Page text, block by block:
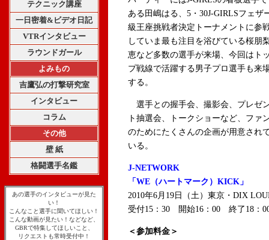
テクニック講座
一日密着&ビデオ日記
VTRインタビュー
ラウンドガール
よみもの
吉鷹弘の打撃研究室
インタビュー
コラム
その他
壁 紙
格闘選手名鑑
あの選手のインタビューが見た
い！
こんなこと選手に聞いてほしい！
こんな動画が見たい！などなど、
GBRで特集してほしいこと、
リクエストも常時受付中！
ある田嶋はる、5・30J-GIRLSフェザ
級王座挑戦者決定トーナメントに参
していま最も注目を浴びている桜朋
恵など多数の選手が来場、今回はト
プ戦線で活躍する男子プロ選手も来
する。
選手との握手会、撮影会、プレゼ
ト抽選会、トークショーなど、ファ
のためにたくさんの企画が用意され
いる。
J-NETWORK
「WE（ハートマーク）KICK」
2010年6月19日（土）東京・DIX
受付15：30 開始16：00 終了18：
＜参加料金＞